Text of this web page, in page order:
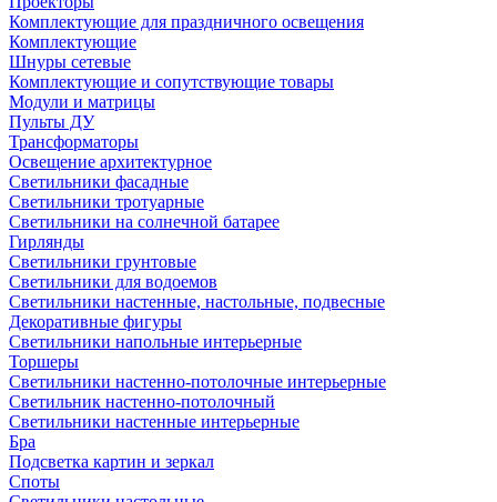
Комплектующие для праздничного освещения
Комплектующие
Шнуры сетевые
Комплектующие и сопутствующие товары
Модули и матрицы
Пульты ДУ
Трансформаторы
Освещение архитектурное
Светильники фасадные
Светильники тротуарные
Светильники на солнечной батарее
Гирлянды
Светильники грунтовые
Светильники для водоемов
Светильники настенные, настольные, подвесные
Декоративные фигуры
Светильники напольные интерьерные
Торшеры
Светильники настенно-потолочные интерьерные
Светильник настенно-потолочный
Светильники настенные интерьерные
Бра
Подсветка картин и зеркал
Споты